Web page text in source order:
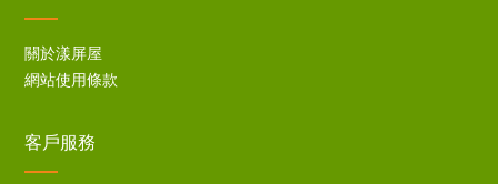
關於漾屏屋
網站使用條款
客戶服務